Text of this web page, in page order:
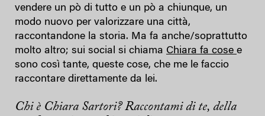
vendere un pò di tutto e un pò a chiunque, un
modo nuovo per valorizzare una città,
raccontandone la storia. Ma fa anche/soprattutto
molto altro; sui social si chiama Chiara fa cose e
sono così tante, queste cose, che me le faccio
raccontare direttamente da lei.
Chi è Chiara Sartori? Raccontami di te, della